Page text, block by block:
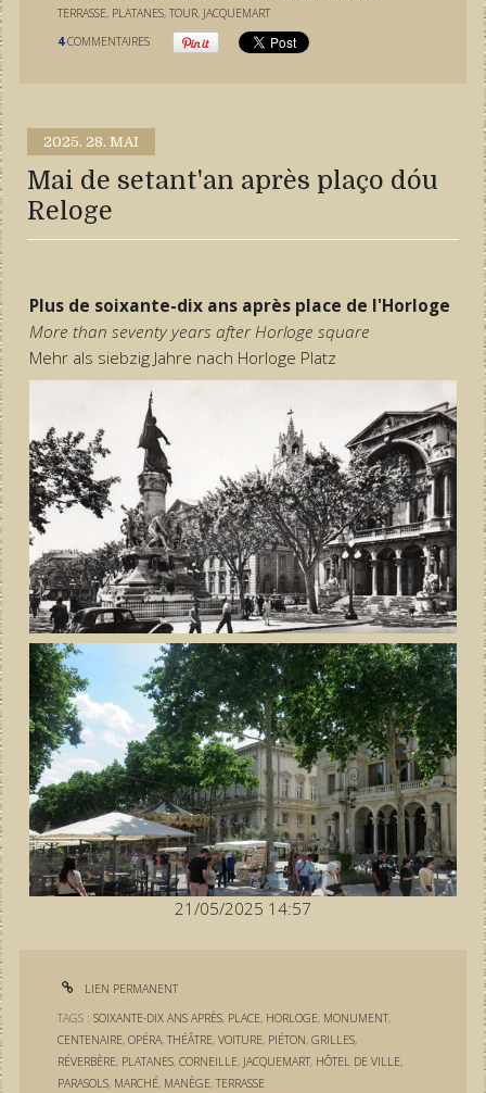
TERRASSE, PLATANES,TOUR, JACQUEMART
4 COMMENTAIRES
2025. 28. MAI
Mai de setant'an après plaço dóu
Reloge
Plus de soixante-dix ans après place de l'Horloge
More than seventy years after Horloge square
Mehr als siebzig Jahre nach Horloge Platz
21/05/2025 14:57
LIEN PERMANENT
TAGS :SOIXANTE-DIX ANS APRÈS, PLACE, HORLOGE, MONUMENT,
CENTENAIRE,OPÉRA,THÉÂTRE,VOITURE, PIÉTON,GRILLES,
RÉVERBÈRE, PLATANES,CORNEILLE, JACQUEMART, HÔTEL DE VILLE,
PARASOLS, MARCHÉ, MANÈGE,TERRASSE